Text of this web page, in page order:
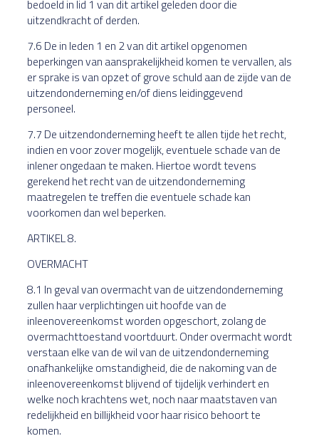
bedoeld in lid 1 van dit artikel geleden door die
uitzendkracht of derden.
7.6 De in leden 1 en 2 van dit artikel opgenomen
beperkingen van aansprakelijkheid komen te vervallen, als
er sprake is van opzet of grove schuld aan de zijde van de
uitzendonderneming en/of diens leidinggevend
personeel.
7.7 De uitzendonderneming heeft te allen tijde het recht,
indien en voor zover mogelijk, eventuele schade van de
inlener ongedaan te maken. Hiertoe wordt tevens
gerekend het recht van de uitzendonderneming
maatregelen te treffen die eventuele schade kan
voorkomen dan wel beperken.
ARTIKEL 8.
OVERMACHT
8.1 In geval van overmacht van de uitzendonderneming
zullen haar verplichtingen uit hoofde van de
inleenovereenkomst worden opgeschort, zolang de
overmachttoestand voortduurt. Onder overmacht wordt
verstaan elke van de wil van de uitzendonderneming
onafhankelijke omstandigheid, die de nakoming van de
inleenovereenkomst blijvend of tijdelijk verhindert en
welke noch krachtens wet, noch naar maatstaven van
redelijkheid en billijkheid voor haar risico behoort te
komen.